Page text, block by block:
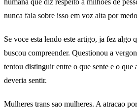
nunca fala sobre isso em voz alta por
Se voce esta lendo este artigo, ja fez algo
buscou compreender. Questionou a
tentou distinguir entre o que sente e o que
deveria sentir.
Mulheres trans sao mulheres. A atracao